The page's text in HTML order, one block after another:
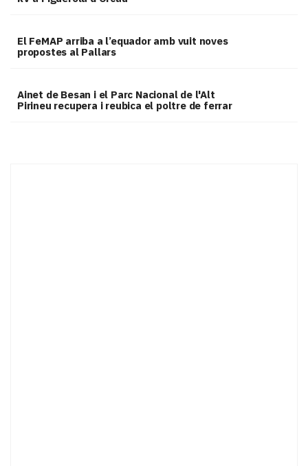
El FeMAP arriba a l’equador amb vuit noves
propostes al Pallars
Ainet de Besan i el Parc Nacional de l'Alt
Pirineu recupera i reubica el poltre de ferrar